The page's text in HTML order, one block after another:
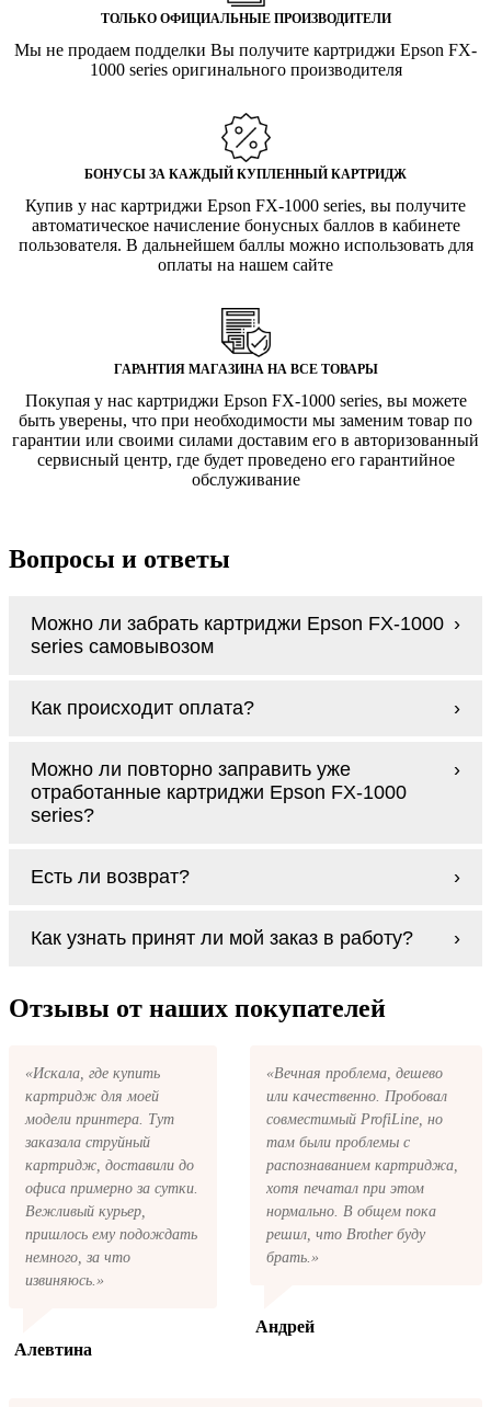
ТОЛЬКО ОФИЦИАЛЬНЫЕ ПРОИЗВОДИТЕЛИ
Мы не продаем подделки Вы получите картриджи Epson FX-
1000 series оригинального производителя
БОНУСЫ ЗА КАЖДЫЙ КУПЛЕННЫЙ КАРТРИДЖ
Купив у нас картриджи Epson FX-1000 series, вы получите
автоматическое начисление бонусных баллов в кабинете
пользователя. В дальнейшем баллы можно использовать для
оплаты на нашем сайте
ГАРАНТИЯ МАГАЗИНА НА ВСЕ ТОВАРЫ
Покупая у нас картриджи Epson FX-1000 series, вы можете
быть уверены, что при необходимости мы заменим товар по
гарантии или своими силами доставим его в авторизованный
сервисный центр, где будет проведено его гарантийное
обслуживание
Вопросы и ответы
Можно ли забрать картриджи Epson FX-1000
series самовывозом
доставим заказ и сделаем это бесплатно
доставляем Вам картриджи Epson FX-1000
series
Как происходит оплата?
series наличными курьеру при получении
заказа.
Можно ли повторно заправить уже
отработанные картриджи Epson FX-1000
series?
процесс проще, в случае с оригиналами
В любом случае вы можете заправить
картриджи Epson FX-1000 series. У нас
любых моделей принтеров.
Есть ли возврат?
какой-то причине вам не подошли, мы при
Как узнать принят ли мой заказ в работу?
Epson FX-1000 series на указанную вами
электронную почту придёт письмо с копией
чтобы оформить доставку. Если вы не
получили письмо с копией заказа,
пожалуйста, свяжитесь с нами через сервис
обратная связь, или позвоните.
Отзывы от наших покупателей
«Искала, где купить
картридж для моей
модели принтера. Тут
заказала струйный
картридж, доставили до
офиса примерно за сутки.
Вежливый курьер,
пришлось ему подождать
немного, за что
извиняюсь.»
Алевтина
«Вечная проблема, дешево
или качественно. Пробовал
совместимый ProfiLine, но
там были проблемы с
распознаванием картриджа,
хотя печатал при этом
нормально. В общем пока
решил, что Brother буду
брать.»
Андрей